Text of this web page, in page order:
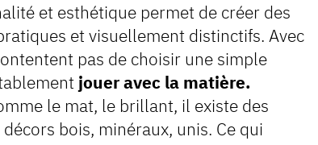
et esthétique permet de créer des
et visuellement distinctifs. Avec
pas de choisir une simple
jouer avec la matière.
le mat, le brillant, il existe des
bois, minéraux, unis. Ce qui